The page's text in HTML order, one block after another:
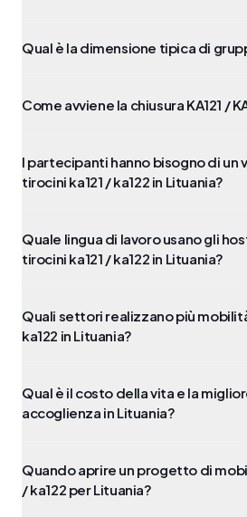
Qual è la dimensione tipica di
Come avviene la chiusura KA121 /
I partecipanti hanno bisogno di un
tirocini ka121 / ka122 in Lituania?
Quale lingua di lavoro usano gli
tirocini ka121 / ka122 in Lituania?
Quali settori realizzano più
ka122 in Lituania?
Qual è il costo della vita e la
accoglienza in Lituania?
Quando aprire un progetto di
/ ka122 per Lituania?